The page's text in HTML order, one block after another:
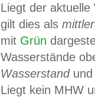
Liegt der
gilt dies als
mit Grün
Wasserstände
Wasserstandund
Liegt kein MHW